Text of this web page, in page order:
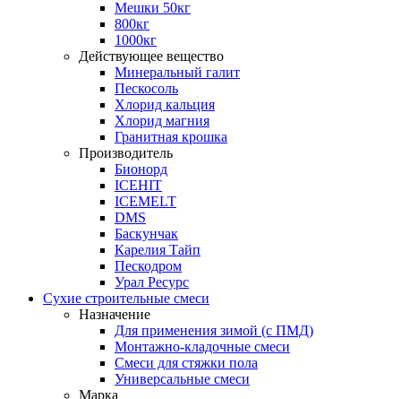
Мешки 50кг
800кг
1000кг
Действующее вещество
Минеральный галит
Пескосоль
Хлорид кальция
Хлорид магния
Гранитная крошка
Производитель
Бионорд
ICEHIT
ICEMELT
DMS
Баскунчак
Карелия Тайп
Пескодром
Урал Ресурс
Сухие строительные смеси
Назначение
Для применения зимой (с ПМД)
Монтажно-кладочные смеси
Смеси для стяжки пола
Универсальные смеси
Марка